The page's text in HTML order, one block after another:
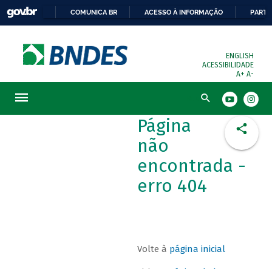
COMUNICA BR ACESSO À INFORMAÇÃO
ENGLISH
ACESSIBILIDADE
A+ A-
Busca
Página
não
encontrada -
erro 404
Volte à página inicial